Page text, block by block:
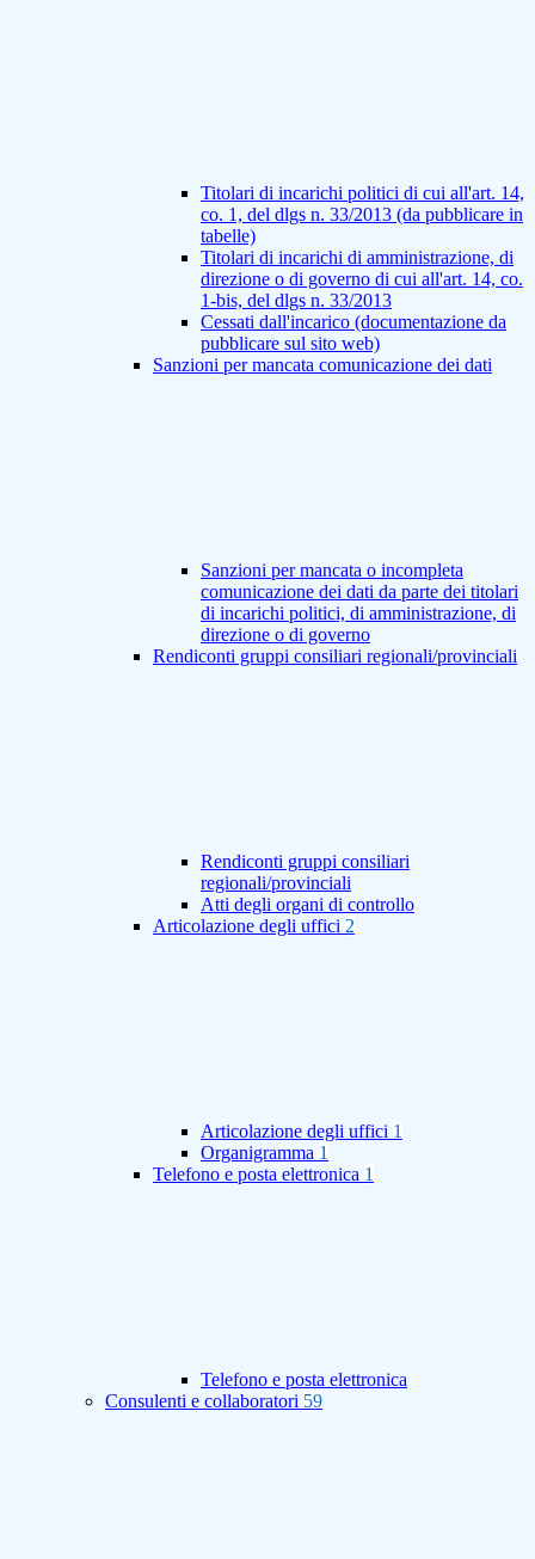
Titolari di incarichi politici di cui all'art. 14,
co. 1, del dlgs n. 33/2013 (da pubblicare in
tabelle)
Titolari di incarichi di amministrazione, di
direzione o di governo di cui all'art. 14, co.
1-bis, del dlgs n. 33/2013
Cessati dall'incarico (documentazione da
pubblicare sul sito web)
Sanzioni per mancata comunicazione dei dati
Sanzioni per mancata o incompleta
comunicazione dei dati da parte dei titolari
di incarichi politici, di amministrazione, di
direzione o di governo
Rendiconti gruppi consiliari regionali/provinciali
Rendiconti gruppi consiliari
regionali/provinciali
Atti degli organi di controllo
Articolazione degli uffici 2
Articolazione degli uffici 1
Organigramma 1
Telefono e posta elettronica 1
Telefono e posta elettronica
Consulenti e collaboratori 59